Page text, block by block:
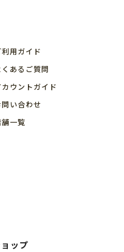
利用ガイド
くあるご質問
カウントガイド
問い合わせ
舗⼀覧
ップ